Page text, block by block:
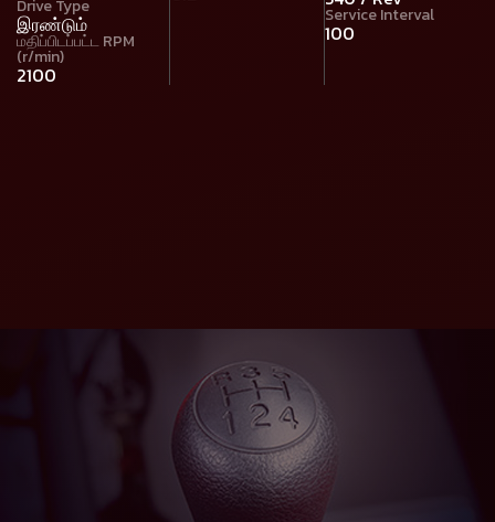
Drive Type
இரண்டும்
மதிப்பிடப்பட்ட RPM
(r/min)
2100
Service Interval
100